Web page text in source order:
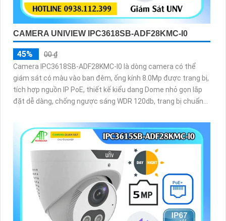
CAMERA UNIVIEW IPC3618SB-ADF28KMC-I0
45%
00 ₫
Camera IPC3618SB-ADF28KMC-I0 là dòng camera có thể
giám sát có màu vào ban đêm, ống kính 8.0Mp được trang bị,
tích hợp nguồn IP PoE, thiết kế kiểu dang Dome nhỏ gọn lắp
đặt dễ dàng, chống ngược sáng WDR 120db, trang bị chuẩn